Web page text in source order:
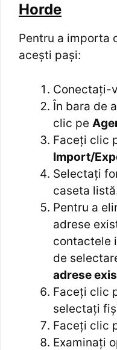
Horde
Pentru a importa
acești pași:
Conectați-
În bara de
clic pe
Faceți clic
Import/
Selectați
caseta
Pentru a
adrese
contactele
de
adrese
Faceți clic
selectați
Faceți clic
Examinați